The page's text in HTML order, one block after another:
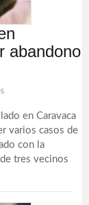
abandono
en Caravaca
varios casos de
con la
tres vecinos